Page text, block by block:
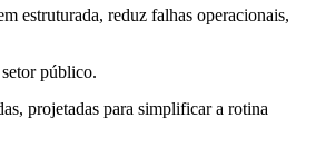
estruturada, reduz falhas operacionais,
público.
projetadas para simplificar a rotina